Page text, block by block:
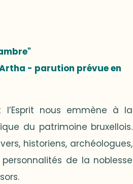
- parution prévue en
nous emmène à la
du patrimoine bruxellois.
historiens, archéologues,
de la noblesse